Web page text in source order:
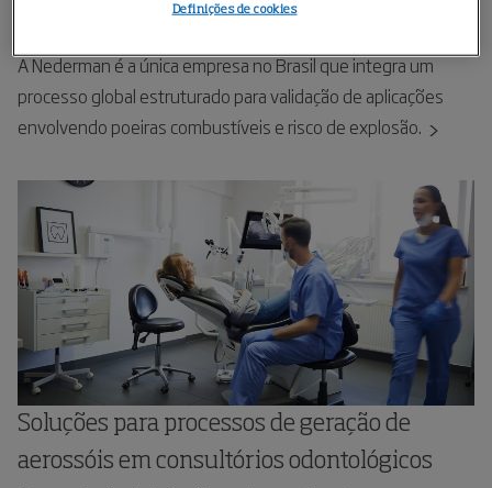
A Nederman é a única empresa no Brasil que integra um
processo global estruturado para validação de aplicações
envolvendo poeiras combustíveis e risco de explosão.
Soluções para processos de geração de
aerossóis em consultórios odontológicos
Definições de cookies